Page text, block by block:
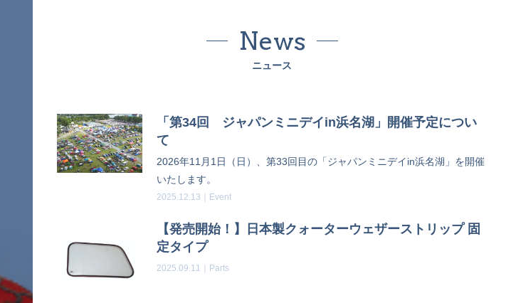
News
ニュース
「第34回 ジャパンミニデイin浜名湖」開催予定につい
て
2026年11月1日（日）、第33回目の「ジャパンミニデイin浜名湖」を開催
いたします。
2025.12.13｜ Event
【発売開始！】日本製クォーターウェザーストリップ 固
定タイプ
2025.09.11｜ Parts